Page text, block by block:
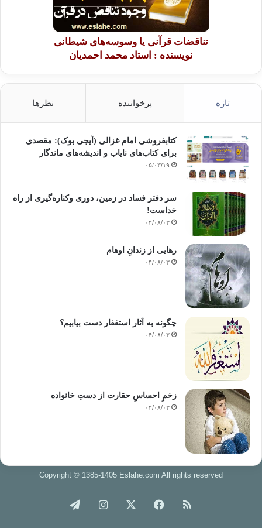
تناقضات قرآنی یا وسوسه‌های شیطانی
نویسنده : استاد محمد احمدیان
تازه پرخواننده نظرها
کتابفروشی امام غزالی (آیجی بوک): مقصدی
برای کتاب‌های نایاب و اندیشه‌های ماندگار
۰۵/۰۳/۱۹
سر دفتر فساد در زمین‌، دوری وکناره‌گیری از راه
خداست‌!
۰۴/۰۸/۰۳
رهایی از زندانِ اوهام
۰۴/۰۸/۰۳
چگونه به آثار استغفار دست بیابیم؟
۰۴/۰۸/۰۳
زخمِ احساسِ حقارت از دستِ خانواده
۰۴/۰۸/۰۳
Copyright © 1385-1405 Eslahe.com All rights reserved
خوراک فیس اینستاگرام